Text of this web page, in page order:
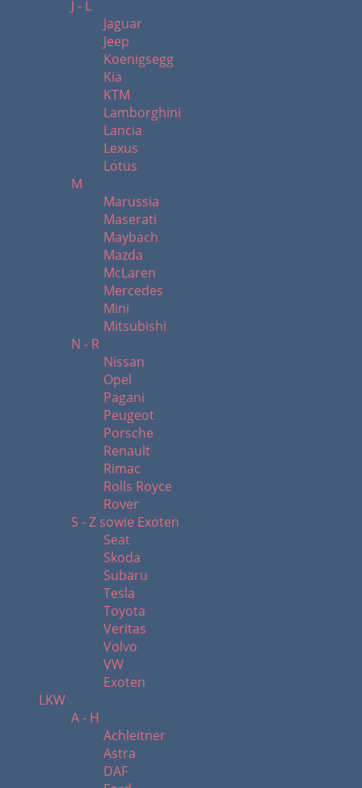
J - L
Jaguar
Jeep
Koenigsegg
Kia
KTM
Lamborghini
Lancia
Lexus
Lotus
M
Marussia
Maserati
Maybach
Mazda
McLaren
Mercedes
Mini
Mitsubishi
N - R
Nissan
Opel
Pagani
Peugeot
Porsche
Renault
Rimac
Rolls Royce
Rover
S - Z sowie Exoten
Seat
Skoda
Subaru
Tesla
Toyota
Veritas
Volvo
VW
Exoten
LKW
A - H
Achleitner
Astra
DAF